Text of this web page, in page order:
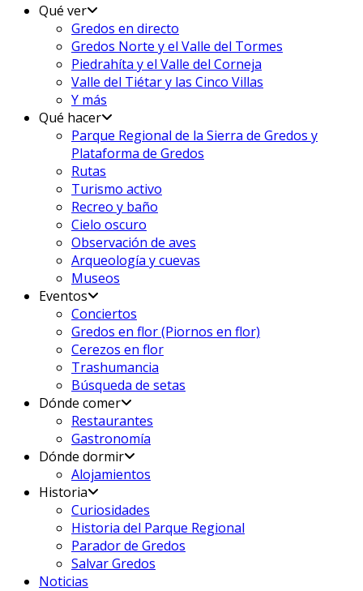
Qué ver
Gredos en directo
Gredos Norte y el Valle del Tormes
Piedrahíta y el Valle del Corneja
Valle del Tiétar y las Cinco Villas
Y más
Qué hacer
Parque Regional de la Sierra de Gredos y
Plataforma de Gredos
Rutas
Turismo activo
Recreo y baño
Cielo oscuro
Observación de aves
Arqueología y cuevas
Museos
Eventos
Conciertos
Gredos en flor (Piornos en flor)
Cerezos en flor
Trashumancia
Búsqueda de setas
Dónde comer
Restaurantes
Gastronomía
Dónde dormir
Alojamientos
Historia
Curiosidades
Historia del Parque Regional
Parador de Gredos
Salvar Gredos
Noticias